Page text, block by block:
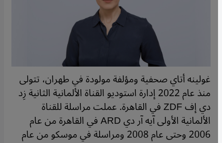
غولينه أتاي صحفية ومؤلفة مولودة في طهران، تتولى
منذ عام 2022 إدارة استوديو القناة الألمانية الثانية زِد
دي إف ZDF في القاهرة. عملت مراسلة للقناة
الألمانية الأولى آيه آر دي ARD في القاهرة من عام
2006 وحتى عام 2008 ومراسلة في موسكو من عام